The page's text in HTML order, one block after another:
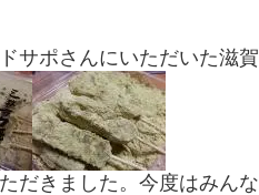
サポさんにいただいた滋賀
だきました。今度はみん